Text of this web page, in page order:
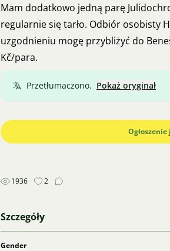
Mam dodatkowo jedną parę
regularnie się tarło. Odbiór osobisty
uzgodnieniu mogę przybliżyć do
Kč/para.
Przetłumaczono. Pokaż oryginał
1936 2
Szczegóły
Gender